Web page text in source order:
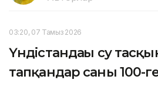
03:20, 07 Тамыз 2026
Үндістандағы су
тапқандар саны 100-